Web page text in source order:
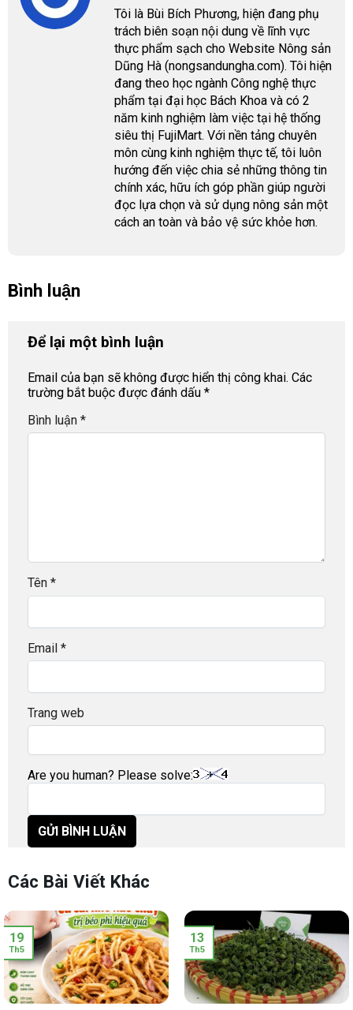
Tôi là Bùi Bích Phương, hiện đang phụ
trách biên soạn nội dung về lĩnh vực
thực phẩm sạch cho Website Nông sản
Dũng Hà (nongsandungha.com). Tôi hiện
đang theo học ngành Công nghệ thực
phẩm tại đại học Bách Khoa và có 2
năm kinh nghiệm làm việc tại hệ thống
siêu thị FujiMart. Với nền tảng chuyên
môn cùng kinh nghiệm thực tế, tôi luôn
hướng đến việc chia sẻ những thông tin
chính xác, hữu ích góp phần giúp người
đọc lựa chọn và sử dụng nông sản một
cách an toàn và bảo vệ sức khỏe hơn.
Bình luận
Để lại một bình luận
Email của bạn sẽ không được hiển thị công khai. Các
trường bắt buộc được đánh dấu *
Bình luận *
Tên *
Email *
Trang web
Are you human? Please solve:
Các Bài Viết Khác
19
Th5
13
Th5